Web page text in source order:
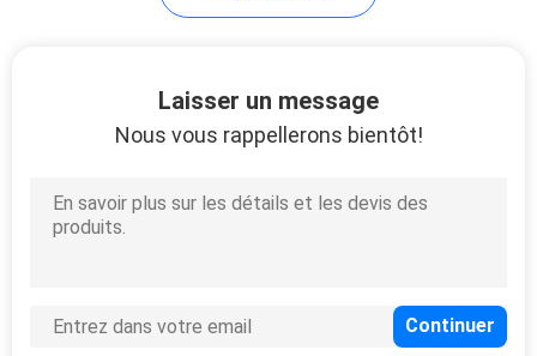
Laisser un message
Nous vous rappellerons bientôt!